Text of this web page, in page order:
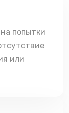
попытки
или